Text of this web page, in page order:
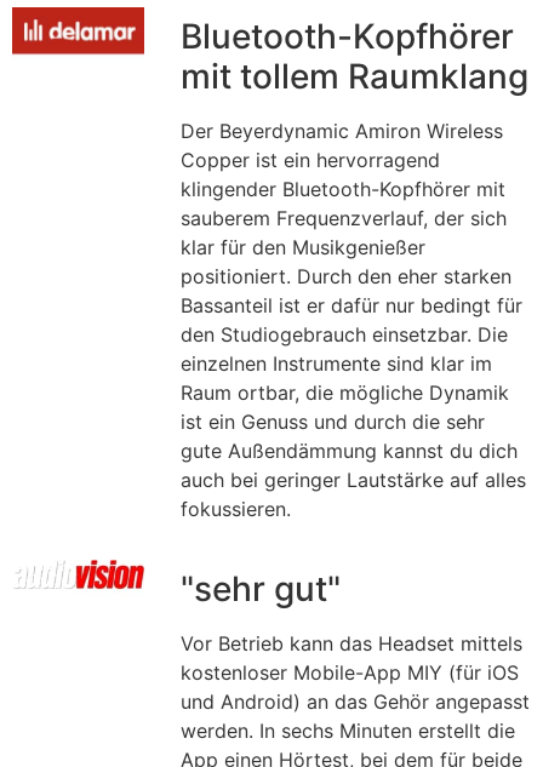
Bluetooth-Kopfhörer
mit tollem Raumklang
Der Beyerdynamic Amiron Wireless
Copper ist ein hervorragend
klingender Bluetooth-Kopfhörer mit
sauberem Frequenzverlauf, der sich
klar für den Musikgenießer
positioniert. Durch den eher starken
Bassanteil ist er dafür nur bedingt für
den Studiogebrauch einsetzbar. Die
einzelnen Instrumente sind klar im
Raum ortbar, die mögliche Dynamik
ist ein Genuss und durch die sehr
gute Außendämmung kannst du dich
auch bei geringer Lautstärke auf alles
fokussieren.
"sehr gut"
Vor Betrieb kann das Headset mittels
kostenloser Mobile-App MIY (für iOS
und Android) an das Gehör angepasst
werden. In sechs Minuten erstellt die
App einen Hörtest, bei dem für beide